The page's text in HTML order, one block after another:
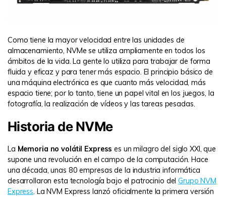
Como tiene la mayor velocidad entre las unidades de
almacenamiento, NVMe se utiliza ampliamente en todos los
ámbitos de la vida. La gente lo utiliza para trabajar de forma
fluida y eficaz y para tener más espacio. El principio básico de
una máquina electrónica es que cuanto más velocidad, más
espacio tiene; por lo tanto, tiene un papel vital en los juegos, la
fotografía, la realización de vídeos y las tareas pesadas.
Historia de NVMe
La Memoria no volátil Express es un milagro del siglo XXI, que
supone una revolución en el campo de la computación. Hace
una década, unas 80 empresas de la industria informática
desarrollaron esta tecnología bajo el patrocinio del Grupo NVM
Express. La NVM Express lanzó oficialmente la primera versión